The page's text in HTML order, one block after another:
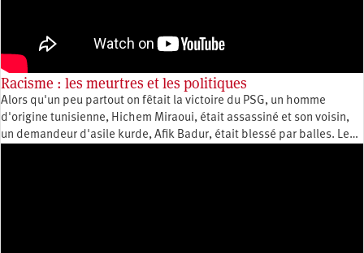
Racisme : les meurtres et les politiques
Alors qu'un peu partout on fêtait la victoire du PSG, un homme
d'origine tunisienne, Hichem Miraoui, était assassiné et son voisin,
un demandeur d'asile kurde, Afik Badur, était blessé par balles. Le…